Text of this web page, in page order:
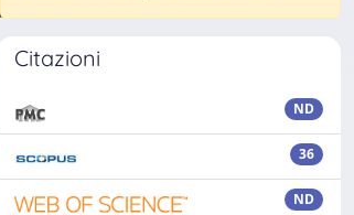
Citazioni
ND
36
ND